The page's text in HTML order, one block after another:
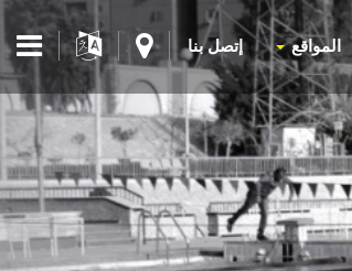
المواقع إتصل بنا